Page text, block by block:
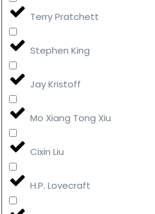
Terry Pratchett
Stephen King
Jay Kristoff
Mo Xiang Tong Xiu
Cixin Liu
H.P. Lovecraft